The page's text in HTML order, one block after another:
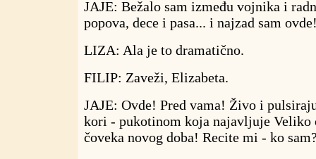
JAJE: Bežalo sam između vojnika i
popova, dece i pasa... i najzad sam
LIZA: Ala je to dramatično.
FILIP: Zaveži, Elizabeta.
JAJE: Ovde! Pred vama! Živo i
kori - pukotinom koja najavljuje Veliko
čoveka novog doba! Recite mi - ko